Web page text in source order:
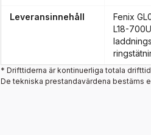
Leveransinnehåll
Fenix
L18-
* Drifttiderna är kontinuerliga totala
De tekniska prestandavärdena bestäms